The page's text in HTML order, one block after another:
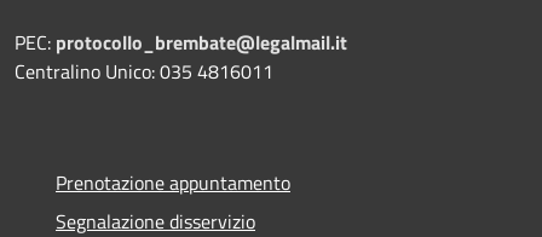
PEC: protocollo_brembate@legalmail.it
Centralino Unico: 035 4816011
Prenotazione appuntamento
Segnalazione disservizio